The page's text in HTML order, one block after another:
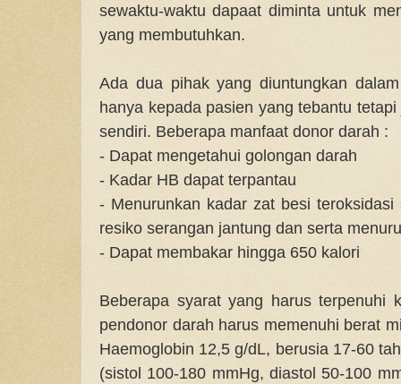
sewaktu-waktu dapaat diminta untuk
yang membutuhkan.
Ada dua pihak yang diuntungkan
hanya kepada pasien yang tebantu
sendiri. Beberapa manfaat donor darah :
- Dapat mengetahui golongan darah
- Kadar HB dapat terpantau
- Menurunkan kadar zat besi
resiko serangan jantung dan serta
- Dapat membakar hingga 650 kalori
Beberapa syarat yang harus terpenuhi
pendonor darah harus memenuhi berat
Haemoglobin 12,5 g/dL, berusia 17-60
(sistol 100-180 mmHg, diastol 50-100